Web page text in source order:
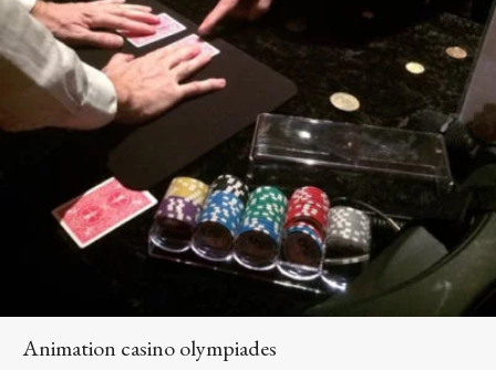
Animation casino olympiades